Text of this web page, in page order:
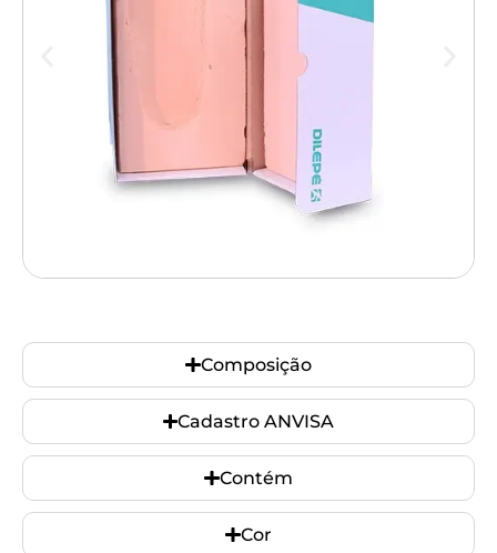
Composição
Cadastro ANVISA
Contém
Cor